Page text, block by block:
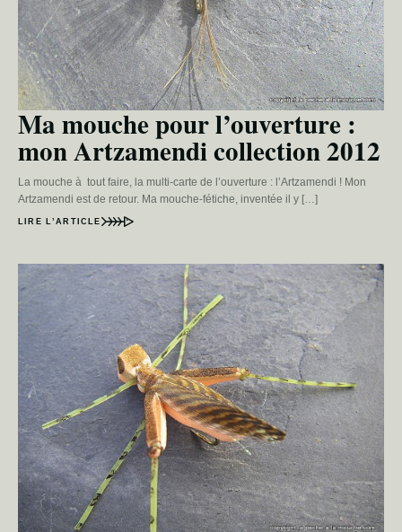
Ma mouche pour l’ouverture :
mon Artzamendi collection 2012
La mouche à tout faire, la multi-carte de l’ouverture : l’Artzamendi ! Mon
Artzamendi est de retour. Ma mouche-fétiche, inventée il y […]
LIRE L’ARTICLE